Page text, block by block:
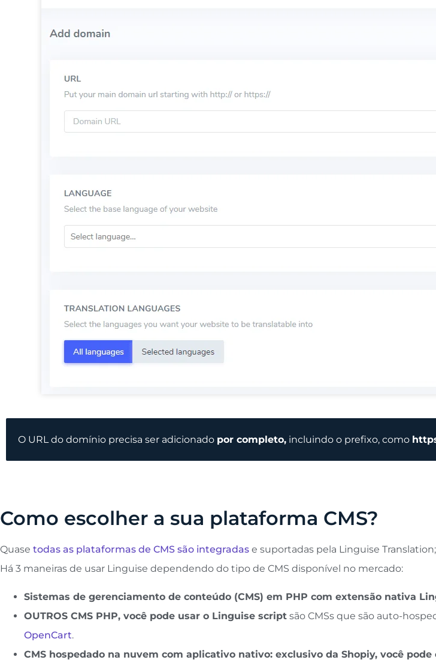
O URL do domínio precisa ser adicionado por completo, incluindo o prefixo, como
Como escolher a sua plataforma CMS?
Quase todas as plataformas de CMS são integradas e suportadas pela Linguise
Há 3 maneiras de usar Linguise dependendo do tipo de CMS disponível no mercado:
Sistemas de gerenciamento de conteúdo (CMS) em PHP com extensão nativa
OUTROS CMS PHP, você pode usar o Linguise script são CMSs que são auto-
OpenCart.
CMS hospedado na nuvem com aplicativo nativo: exclusivo da Shopiy, você pode